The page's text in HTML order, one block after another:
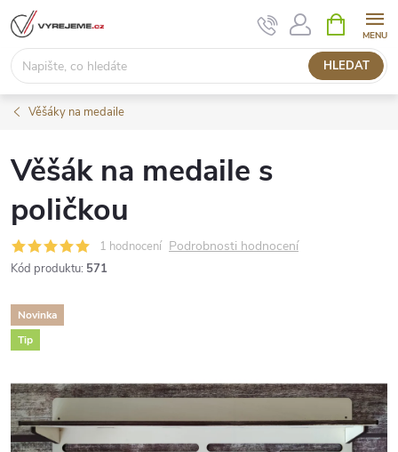
Přejít
na
obsah
HLEDAT
NÁKUPNÍ
KOŠÍK
Věšáky na medaile
Věšák na medaile s
poličkou
1 hodnocení Podrobnosti hodnocení
Kód produktu: 571
Novinka
Tip